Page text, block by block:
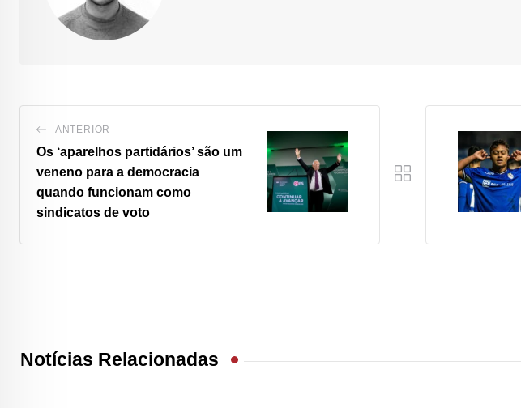
ANTERIOR
Os ‘aparelhos partidários’ são um
veneno para a democracia
quando funcionam como
sindicatos de voto
Notícias Relacionadas